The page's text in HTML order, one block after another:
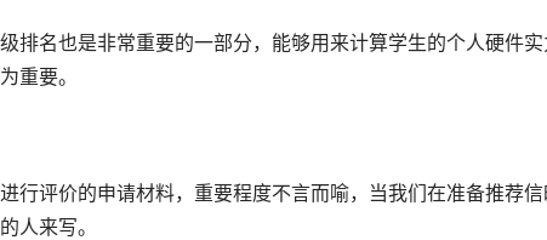
名也是非常重要的一部分，能够用来计算学生的个人硬件实
重要。
评价的申请材料，重要程度不言而喻，当我们在准备推荐信
人来写。